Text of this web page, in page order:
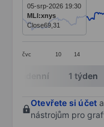
The chart has 1
The chart has 1
čvc 10 14
05-srp-2026 19:30
MLI:xnys
Close69,31
End of
Intradenní 1 týden
Otevřete si účet
nástrojům pro